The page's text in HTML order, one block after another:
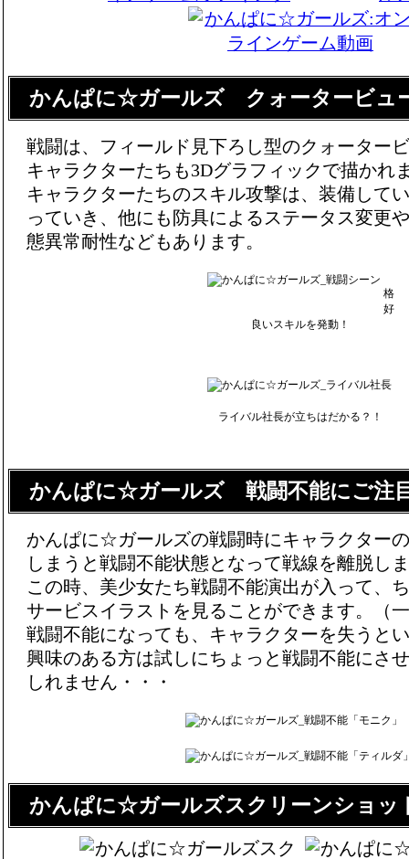
かんぱに☆ガールズ クォータービュ
戦闘は、フィールド見下ろし型のクォーター
キャラクターたちも3Dグラフィックで描かれ
キャラクターたちのスキル攻撃は、装備して
っていき、他にも防具によるステータス変更
態異常耐性などもあります。
格
好
良いスキルを発動！
ライバル社長が立ちはだかる？！
かんぱに☆ガールズ 戦闘不能にご注
かんぱに☆ガールズの戦闘時にキャラクター
しまうと戦闘不能状態となって戦線を離脱し
この時、美少女たち戦闘不能演出が入って、
サービスイラストを見ることができます。（
戦闘不能になっても、キャラクターを失うと
興味のある方は試しにちょっと戦闘不能にさ
しれません・・・
かんぱに☆ガールズスクリーンショッ